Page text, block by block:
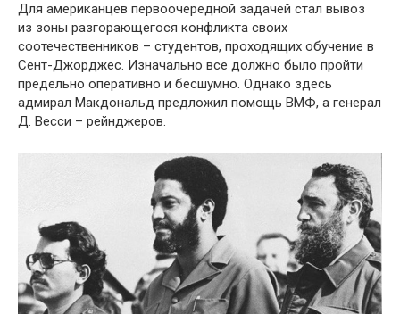
Для американцев первоочередной задачей стал вывоз
из зоны разгорающегося конфликта своих
соотечественников – студентов, проходящих обучение в
Сент-Джорджес. Изначально все должно было пройти
предельно оперативно и бесшумно. Однако здесь
адмирал Макдональд предложил помощь ВМФ, а генерал
Д. Весси – рейнджеров.